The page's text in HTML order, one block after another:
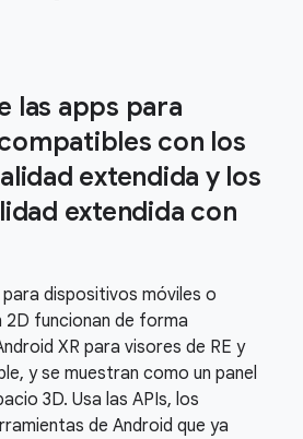
las apps para
con los
extendida y los
extendida con
dispositivos móviles o
2D funcionan de forma
XR para visores de RE y
y se muestran como un panel
3D. Usa las APIs, los
de Android que ya